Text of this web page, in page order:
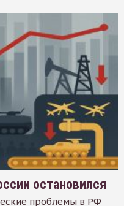
остановился
проблемы в РФ